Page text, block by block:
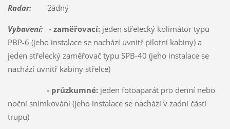
Radar:žádný
Vybavení: - zaměřovací:jeden střelecký kolimátor typu
PBP-6 (jeho instalace se nachází uvnitř pilotní kabiny) a
jeden střelecký zaměřovač typu SPB-40 (jeho instalace se
nachází uvnitř kabiny střelce)
- průzkumné: jeden fotoaparát pro denní nebo
noční snímkování (jeho instalace se nachází v zadní části
trupu)